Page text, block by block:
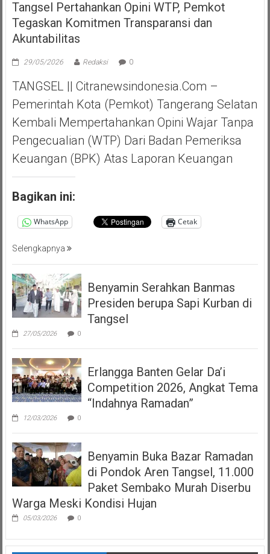
Tangsel Pertahankan Opini WTP, Pemkot
Tegaskan Komitmen Transparansi dan
Akuntabilitas
29/05/2026 Redaksi 0
TANGSEL || Citranewsindonesia.com –
Pemerintah Kota (Pemkot) Tangerang Selatan
Kembali Mempertahankan Opini Wajar Tanpa
Pengecualian (WTP) Dari Badan Pemeriksa
Keuangan (BPK) Atas Laporan Keuangan
Bagikan ini:
WhatsApp Cetak
Selengkapnya
Benyamin Serahkan Banmas
Presiden berupa Sapi Kurban di
Tangsel
27/05/2026 0
Erlangga Banten Gelar Da’i
Competition 2026, Angkat Tema
“Indahnya Ramadan”
12/03/2026 0
Benyamin Buka Bazar Ramadan
di Pondok Aren Tangsel, 11.000
Paket Sembako Murah Diserbu
Warga Meski Kondisi Hujan
05/03/2026 0